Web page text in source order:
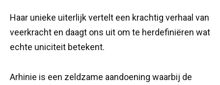
Haar unieke uiterlijk vertelt een krachtig verhaal van
veerkracht en daagt ons uit om te herdefiniëren wat
echte uniciteit betekent.
Arhinie is een zeldzame aandoening waarbij de